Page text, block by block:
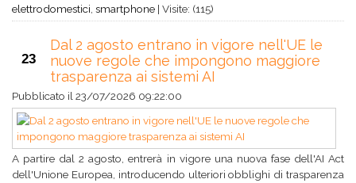
elettrodomestici smartphone | Visite: (115)
23
Dal 2 agosto entrano in vigore nell'UE le
nuove regole che impongono maggiore
trasparenza ai sistemi AI
Pubblicato il 23/07/2026 09:22:00
A partire dal 2 agosto, entrerà in vigore una nuova fase dell'AI Act
dell'Unione Europea, introducendo ulteriori obblighi di trasparenza